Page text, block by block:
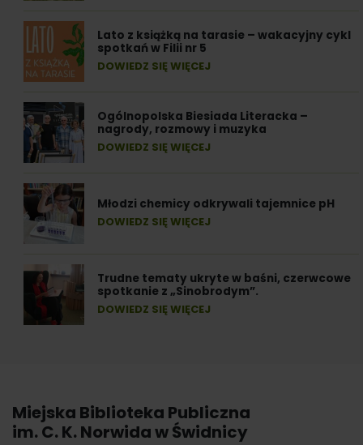
Lato z książką na tarasie – wakacyjny cykl
spotkań w Filii nr 5
DOWIEDZ SIĘ WIĘCEJ
Ogólnopolska Biesiada Literacka –
nagrody, rozmowy i muzyka
DOWIEDZ SIĘ WIĘCEJ
Młodzi chemicy odkrywali tajemnice pH
DOWIEDZ SIĘ WIĘCEJ
Trudne tematy ukryte w baśni, czerwcowe
spotkanie z „Sinobrodym”.
DOWIEDZ SIĘ WIĘCEJ
Miejska Biblioteka Publiczna
im. C. K. Norwida w Świdnicy